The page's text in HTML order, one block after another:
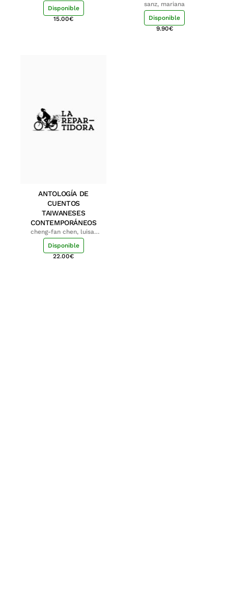
Disponible
15.00€
sanz, mariana
Disponible
9.90€
ANTOLOGÍA DE
CUENTOS
TAIWANESES
CONTEMPORÁNEOS
cheng-fan chen, luisa;
shu-ying chang, luisa
Disponible
22.00€